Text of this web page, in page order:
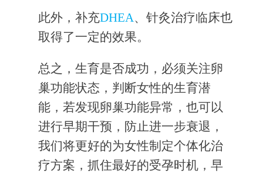
此外，补充DHEA、针灸治疗临床也
取得了一定的效果。
总之，生育是否成功，必须关注卵
巢功能状态，判断女性的生育潜
能，若发现卵巢功能异常，也可以
进行早期干预，防止进一步衰退，
我们将更好的为女性制定个体化治
疗方案，抓住最好的受孕时机，早